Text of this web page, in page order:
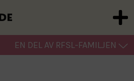
EN DEL AV RFSL-FAMILJEN